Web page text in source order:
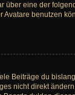
über eine der
benutzen
Beiträge du
nicht direkt